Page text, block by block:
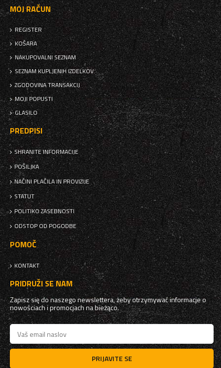
MOJ RAČUN
REGISTER
KOŠARA
NAKUPOVALNI SEZNAM
SEZNAM KUPLJENIH IZDELKOV
ZGODOVINA TRANSAKCIJ
MOJI POPUSTI
GLASILO
PREDPISI
SHRANITE INFORMACIJE
POŠILJKA
NAČINI PLAČILA IN PROVIZIJE
STATUT
POLITIKO ZASEBNOSTI
ODSTOP OD POGODBE
POMOČ
KONTAKT
PRIDRUŽI SE NAM
Zapisz się do naszego newslettera, żeby otrzymywać informacje o
nowościach i promocjach na bieżąco.
PRIJAVITE SE